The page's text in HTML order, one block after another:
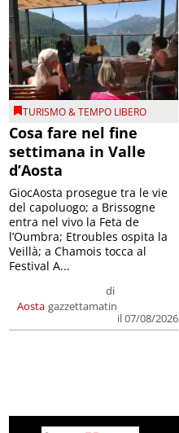
TURISMO & TEMPO LIBERO
Cosa fare nel fine
settimana in Valle
d’Aosta
Aosta
di
gazzettamatin
il 07/08/2026
GiocAosta prosegue tra le vie
del capoluogo; a Brissogne
entra nel vivo la Feta de
l’Oumbra; Etroubles ospita la
Veillà; a Chamois tocca al
Festival A...